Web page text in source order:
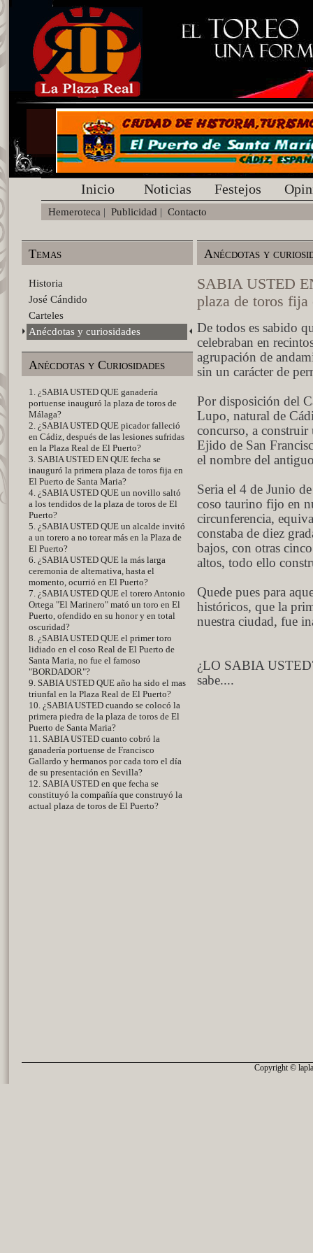
Inicio Noticias Festejos
Hemeroteca | Publicidad | Contacto
Temas
Historia
José Cándido
Carteles
Anécdotas y curiosidades
Anécdotas y Curiosidades
1. ¿SABIA USTED QUE ganadería
portuense inauguró la plaza de toros de
Málaga?
2. ¿SABIA USTED QUE picador falleció
en Cádiz, después de las lesiones sufridas
en la Plaza Real de El Puerto?
3. SABIA USTED EN QUE fecha se
inauguró la primera plaza de toros fija en
El Puerto de Santa Maria?
4. ¿SABIA USTED QUE un novillo saltó
a los tendidos de la plaza de toros de El
Puerto?
5. ¿SABIA USTED QUE un alcalde invitó
a un torero a no torear más en la Plaza de
El Puerto?
6. ¿SABIA USTED QUE la más larga
ceremonia de alternativa, hasta el
momento, ocurrió en El Puerto?
7. ¿SABIA USTED QUE el torero Antonio
Ortega "El Marinero" mató un toro en El
Puerto, ofendido en su honor y en total
oscuridad?
8. ¿SABIA USTED QUE el primer toro
lidiado en el coso Real de El Puerto de
Santa Maria, no fue el famoso
"BORDADOR"?
9. SABIA USTED QUE año ha sido el mas
triunfal en la Plaza Real de El Puerto?
10. ¿SABIA USTED cuando se colocó la
primera piedra de la plaza de toros de El
Puerto de Santa Maria?
11. SABIA USTED cuanto cobró la
ganadería portuense de Francisco
Gallardo y hermanos por cada toro el día
de su presentación en Sevilla?
12. SABIA USTED en que fecha se
constituyó la compañía que construyó la
actual plaza de toros de El Puerto?
Anécdotas y
SABIA USTED
plaza de toros fija
De todos es sabido
celebraban en
agrupación de
sin un carácter de
Por disposición del
Lupo, natural de
concurso, a construir
Ejido de San
el nombre del
Seria el 4 de Junio
coso taurino fijo en
circunferencia,
constaba de diez
bajos, con otras
altos, todo ello
Quede pues para
históricos, que la
nuestra ciudad, fue
¿LO SABIA
sabe....
Copyright ©